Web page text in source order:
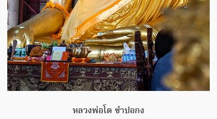
หลวงพ่อโต ซำปอกง